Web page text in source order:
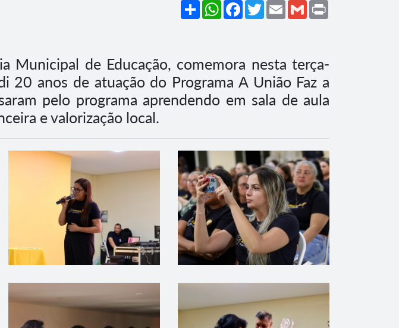
ShareWhatsApp
Facebook
TwitterEmailGmail
Municipal de Educação, comemora nesta terça-
anos de atuação do Programa A União Faz a
pelo programa aprendendo em sala de aula
e valorização local.